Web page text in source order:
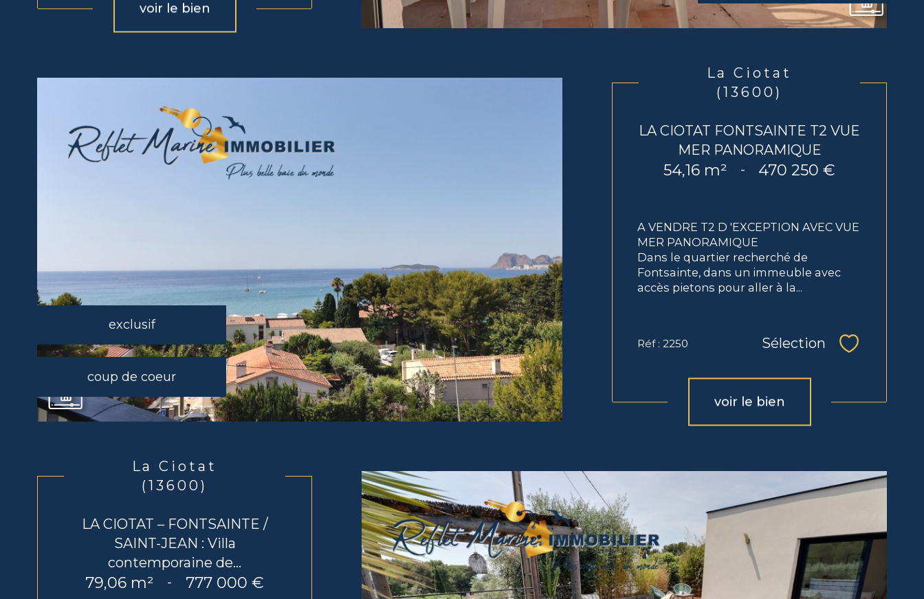
voir le bien
exclusif
coup de coeur
La Ciotat
(13600)
LA CIOTAT FONTSAINTE T2 VUE
MER PANORAMIQUE
54,16 m² - 470 250 €
A VENDRE T2 D 'EXCEPTION AVEC VUE
MER PANORAMIQUE
Dans le quartier recherché de
Fontsainte, dans un immeuble avec
accès pietons pour aller à la...
Réf : 2250 Sélection
voir le bien
La Ciotat
(13600)
LA CIOTAT – FONTSAINTE /
SAINT-JEAN : Villa
contemporaine de...
79,06 m² - 777 000 €